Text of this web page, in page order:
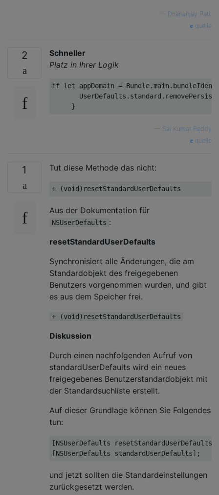
Dhananjay Patil
quelle
2
Schneller
Platz in Ihrer Logik
if let appDomain =
Sai Kumar Reddy
quelle
1 Tut diese Methode das nicht:
+ (void
Aus der Dokumentation für
NSUserDefaults :
resetStandardUserDefaults
Synchronisiert alle Änderungen, die am
Standardobjekt des freigegebenen
Benutzers vorgenommen wurden, und gibt
es aus dem Speicher frei.
+ (void)resetStandardUserDefaults
Diskussion
Durch einen nachfolgenden Aufruf von
standardUserDefaults wird ein neues
freigegebenes Benutzerstandardobjekt mit
der Standardsuchliste erstellt.
Auf dieser Grundlage können Sie Folgendes
tun:
[NSUserDefaults resetStandardUserDefaults]
[NSUserDefaults standardUserDefaults] ;
und jetzt sollten die Standardeinstellungen
zurückgesetzt werden.